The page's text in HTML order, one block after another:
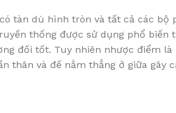
tàn dù hình tròn và tất cả các
thống được sử dụng phổ
đối tốt. Tuy nhiên nhược điểm
thân và đế nằm thẳng ở giữa gây